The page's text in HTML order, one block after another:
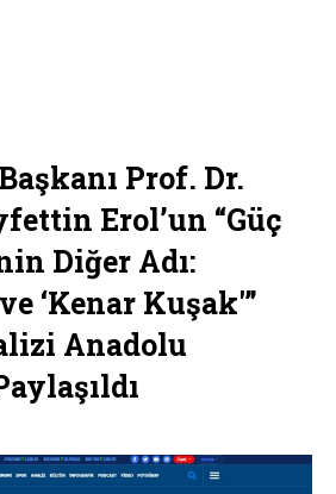
Prof. Dr.
Erol’un “Güç
Diğer Adı:
‘Kenar Kuşak'”
Anadolu